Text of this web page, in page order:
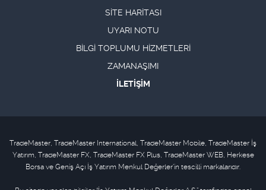
SİTE HARİTASI
UYARI NOTU
BİLGİ TOPLUMU HİZMETLERİ
ZAMANAŞIMI
İLETİŞİM
TradeMaster, TradeMaster International, TradeMaster Mobile, TradeMaster İş
Yatırım, TradeMaster FX, TradeMaster FX Plus, TradeMaster WEB, Herkese
Borsa ve Geniş Açı İş Yatırım Menkul Değerler'in tescilli markalarıdır.